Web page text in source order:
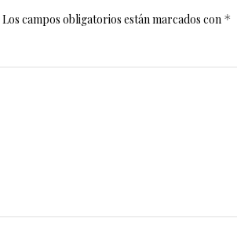
Los campos obligatorios están marcados con *